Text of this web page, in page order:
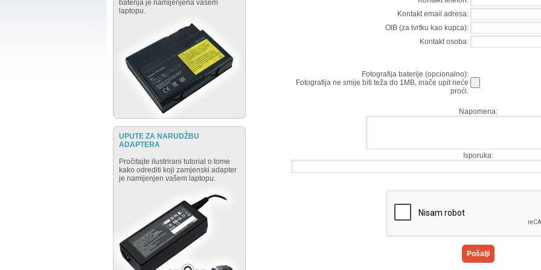
baterija je namijenjena vašem
laptopu.
UPUTE ZA NARUDŽBU
ADAPTERA
Pročitajte ilustrirani tutorial o tome
kako odrediti koji zamjenski adapter
je namijenjen vašem laptopu.
Kontakt email adresa:
OIB (za tvrtku kao kupca):
Kontakt osoba:
Fotografija baterije (opcionalno):
Fotografija ne smije biti teža do 1MB, inače upit neće
proći.
Napomena:
Isporuka: